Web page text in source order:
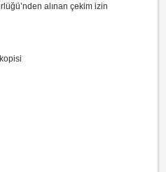
alınan çekim izin